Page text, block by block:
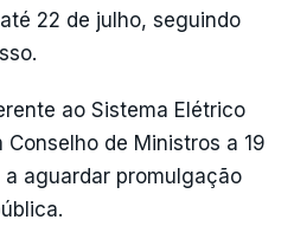
22 de julho, seguindo
ao Sistema Elétrico
de Ministros a 19
aguardar promulgação